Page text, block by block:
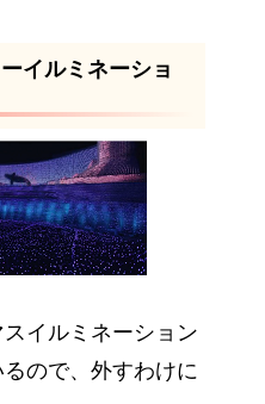
イルミネーショ
イルミネーション
ので、外すわけに